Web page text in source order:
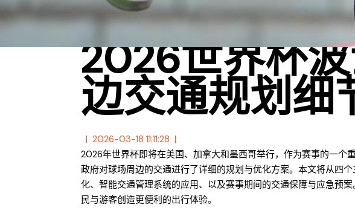
2026世界杯
边交通规划细
2026-03-18 11:11:28
2026年世界杯即将在美国、加拿大和墨西哥举行，作为赛事的一个
政府对球场周边的交通进行了详细的规划与优化方案。本文将从四
化、智能交通管理系统的应用、以及赛事期间的交通保障与应急预
民与游客创造更便利的出行体验。